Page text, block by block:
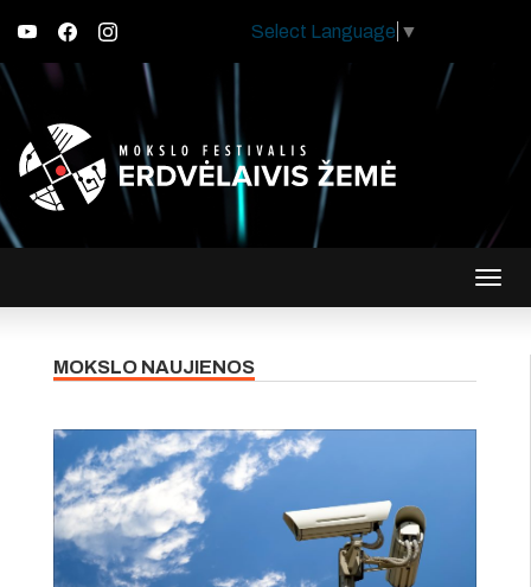
Select Language ▼
MOKSLO NAUJIENOS